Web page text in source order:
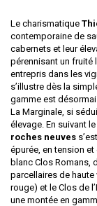
Le charismatique
contemporaine de
cabernets et leur
pérennisant un fruité
entrepris dans les
s’illustre dès la
gamme est
La Marginale, si
élevage. En suivant
roches neuves
épurée, en tension
blanc Clos Romans,
parcellaires de
rouge) et le Clos de
une montée en